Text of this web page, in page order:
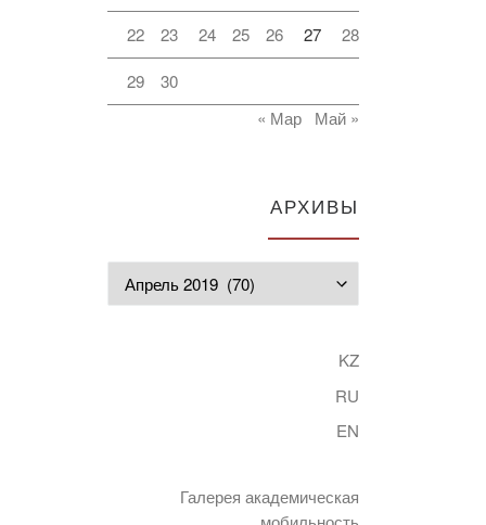
22 23 24 25 26 27 28
29
30
« Мар
Май »
АРХИВЫ
KZ
RU
EN
Галерея академическая